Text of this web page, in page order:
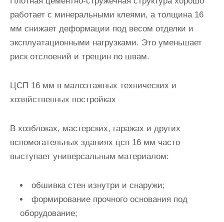
работает с минеральными клеями, а толщина 16
мм снижает деформации под весом отделки и
эксплуатационными нагрузками. Это уменьшает
риск отслоений и трещин по швам.
ЦСП 16 мм в малоэтажных технических и
хозяйственных постройках
В хозблоках, мастерских, гаражах и других
вспомогательных зданиях цсп 16 мм часто
выступает универсальным материалом:
обшивка стен изнутри и снаружи;
формирование прочного основания под
оборудование;